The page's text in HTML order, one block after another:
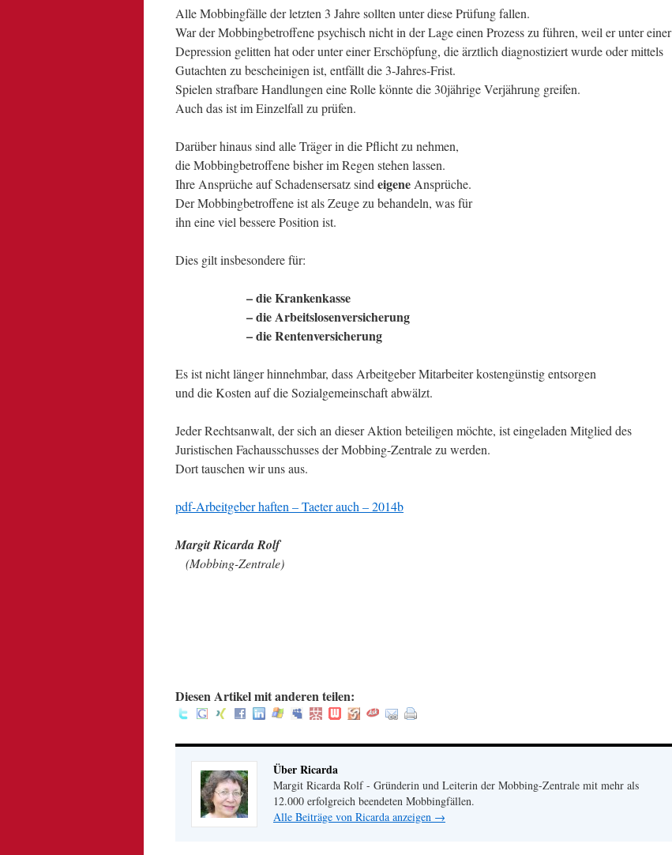
Alle Mobbingfälle der letzten 3 Jahre sollten unter diese Prüfung fallen.
War der Mobbingbetroffene psychisch nicht in der Lage einen Prozess zu führen, weil er unter einer
Depression gelitten hat oder unter einer Erschöpfung, die ärztlich diagnostiziert wurde oder mittels
Gutachten zu bescheinigen ist, entfällt die 3-Jahres-Frist.
Spielen strafbare Handlungen eine Rolle könnte die 30jährige Verjährung greifen.
Auch das ist im Einzelfall zu prüfen.
Darüber hinaus sind alle Träger in die Pflicht zu nehmen,
die Mobbingbetroffene bisher im Regen stehen lassen.
Ihre Ansprüche auf Schadensersatz sind eigene Ansprüche.
Der Mobbingbetroffene ist als Zeuge zu behandeln, was für
ihn eine viel bessere Position ist.
Dies gilt insbesondere für:
– die Krankenkasse
– die Arbeitslosenversicherung
– die Rentenversicherung
Es ist nicht länger hinnehmbar, dass Arbeitgeber Mitarbeiter kostengünstig entsorgen
und die Kosten auf die Sozialgemeinschaft abwälzt.
Jeder Rechtsanwalt, der sich an dieser Aktion beteiligen möchte, ist eingeladen Mitglied des
Juristischen Fachausschusses der Mobbing-Zentrale zu werden.
Dort tauschen wir uns aus.
pdf-Arbeitgeber haften – Taeter auch – 2014b
Margit Ricarda Rolf
(Mobbing-Zentrale)
Diesen Artikel mit anderen teilen:
Über Ricarda
Margit Ricarda Rolf - Gründerin und Leiterin der Mobbing-Zentrale mit mehr als
12.000 erfolgreich beendeten Mobbingfällen.
Alle Beiträge von Ricarda anzeigen →